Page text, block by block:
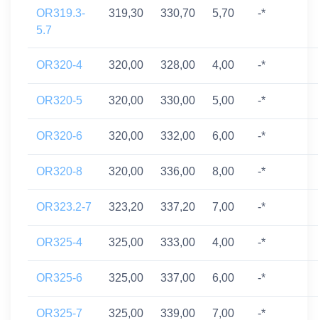
OR319.3-
5.7
319,30 330,70 5,70 -*
OR320-4 320,00 328,00 4,00 -*
OR320-5 320,00 330,00 5,00 -*
OR320-6 320,00 332,00 6,00 -*
OR320-8 320,00 336,00 8,00 -*
OR323.2-7 323,20 337,20 7,00 -*
OR325-4 325,00 333,00 4,00 -*
OR325-6 325,00 337,00 6,00 -*
OR325-7 325,00 339,00 7,00 -*